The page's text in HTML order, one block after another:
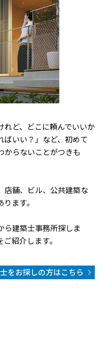
れど、どこに頼んでいいか
ばいい？」など、初めて
からないことがつきも
店舗、ビル、公共建築な
ます。
ら建築士事務所探しま
紹介します。
をお探しの方はこちら